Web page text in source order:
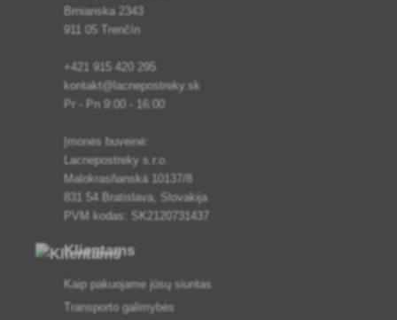
Brnianska 2343
911 05 Trenčín
+421 915 420 295
kontakt@lacnepostreky.sk
Pr - Pn 9:00 - 16:00
Įmonės buveinė:
Lacnepostreky s.r.o.
Malokrasňanská 10137/8
831 54 Bratislava, Slovakija
PVM kodas: SK2120731437
Klientams
Kaip pakuojame jūsų siuntas
Transporto galimybės